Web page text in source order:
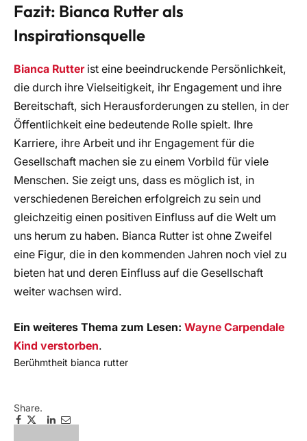
Fazit: Bianca Rutter als
Inspirationsquelle
Bianca Rutterist eine beeindruckende Persönlichkeit,
die durch ihre Vielseitigkeit, ihr Engagement und ihre
Bereitschaft, sich Herausforderungen zu stellen, in der
Öffentlichkeit eine bedeutende Rolle spielt. Ihre
Karriere, ihre Arbeit und ihr Engagement für die
Gesellschaft machen sie zu einem Vorbild für viele
Menschen. Sie zeigt uns, dass es möglich ist, in
verschiedenen Bereichen erfolgreich zu sein und
gleichzeitig einen positiven Einfluss auf die Welt um
uns herum zu haben. Bianca Rutter ist ohne Zweifel
eine Figur, die in den kommenden Jahren noch viel zu
bieten hat und deren Einfluss auf die Gesellschaft
weiter wachsen wird.
Ein weiteres Thema zum Lesen: Wayne Carpendale
Kind verstorben.
Berühmtheit bianca rutter
Share.
Facebook
Twitter
Pinterest
LinkedIn
EmailTelegram